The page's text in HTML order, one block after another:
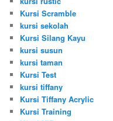
Kursi Scramble
kursi sekolah
Kursi Silang Kayu
kursi susun
kursi taman
Kursi Test
kursi tiffany
Kursi Tiffany Acrylic
Kursi Training